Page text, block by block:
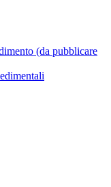
(da pubblicare